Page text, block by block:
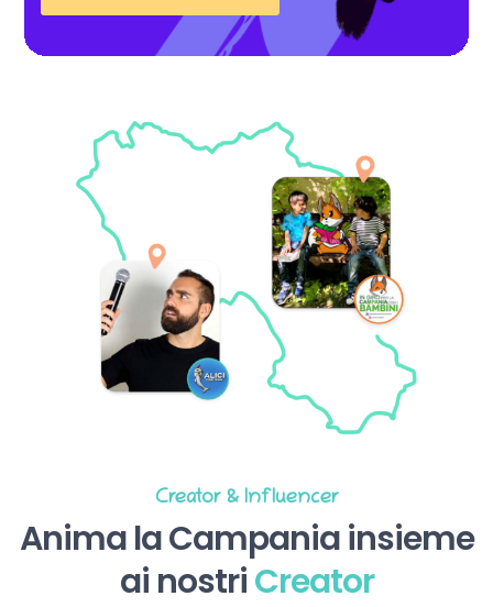
Creator & Influencer
Anima la Campania insieme
ai nostriCreator